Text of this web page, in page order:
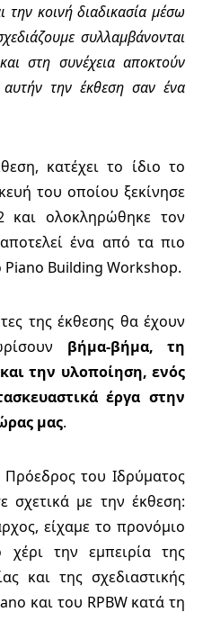
την κοινή διαδικασία μέσω
συλλαμβάνονται
στη συνέχεια αποκτούν
την έκθεση σαν ένα
κατέχει το ίδιο το
του οποίου ξεκίνησε
ολοκληρώθηκε τον
ένα από τα πιο
Piano Building Workshop.
της έκθεσης θα έχουν
βήμα-βήμα, τη
την υλοποίηση, ενός
έργα στην
μας.
του Ιδρύματος
σχετικά με την έκθεση:
είχαμε το προνόμιο
την εμπειρία της
και της σχεδιαστικής
και του RPBW κατά τη